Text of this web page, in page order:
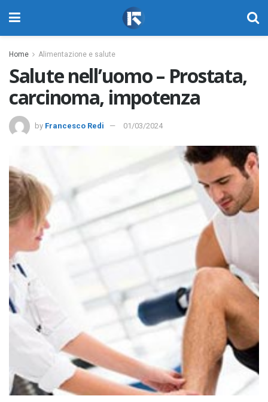
Home Alimentazione e salute
Salute nell’uomo – Prostata,
carcinoma, impotenza
by Francesco Redi 01/03/2024